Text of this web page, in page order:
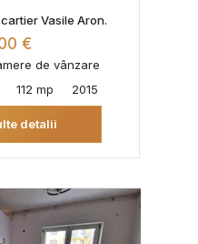
Vasile Aron.
€
de vânzare
112 mp 2015
detalii